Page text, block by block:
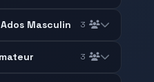
Masculin 3
3